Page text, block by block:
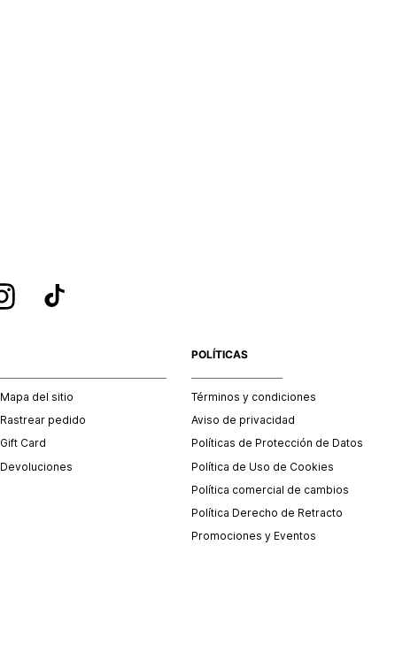
Mapa del sitio
Rastrear pedido
Gift Card
Devoluciones
POLÍTICAS
Términos y condiciones
Aviso de privacidad
Políticas de Protección de Datos
Política de Uso de Cookies
Política comercial de cambios
Política Derecho de Retracto
Promociones y Eventos